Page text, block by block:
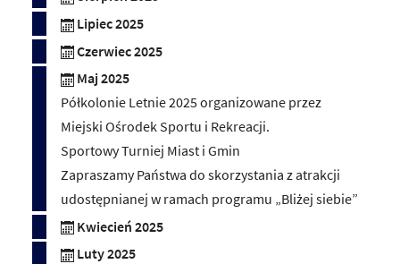
Lipiec 2025
Czerwiec 2025
Maj 2025
Półkolonie Letnie 2025 organizowane przez
Miejski Ośrodek Sportu i Rekreacji.
Sportowy Turniej Miast i Gmin
Zapraszamy Państwa do skorzystania z atrakcji
udostępnianej w ramach programu „Bliżej siebie”
Kwiecień 2025
Luty 2025